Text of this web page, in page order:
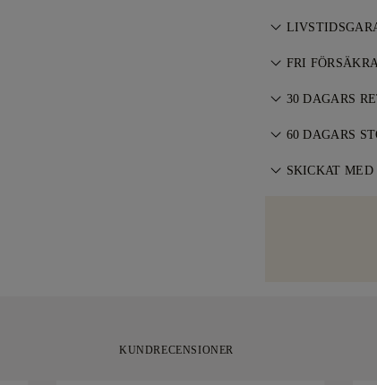
Konsten att
Vid köp hos 77
kostnadsfritt.
FRI
Allt porto är
eventuella
som Malca-
30 DAGARS
Om du inte är
60 DAGARS
För perfekt
SKICKAT
smycke
KUNDRECENSIONER